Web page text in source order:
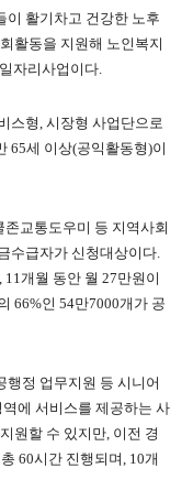
이 활기차고 건강한 노후
활동을 지원해 노인복지
자리사업이다.
스형, 시장형 사업단으로
65세 이상(공익활동형)이
교통도우미 등 지역사회
수급자가 신청대상이다.
개월 동안 월 27만원이
66%인 54만7000개가 공
정 업무지원 등 시니어
에 서비스를 제공하는 사
원할 수 있지만, 이전 경
60시간 진행되며, 10개